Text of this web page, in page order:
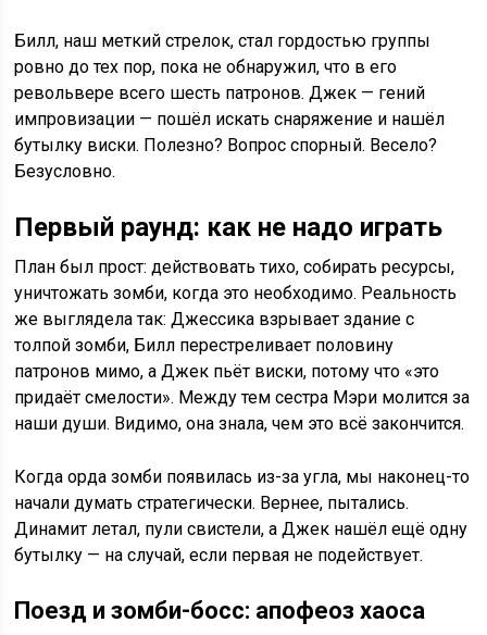
Билл, наш меткий стрелок, стал гордостью группы
ровно до тех пор, пока не обнаружил, что в его
револьвере всего шесть патронов. Джек — гений
импровизации — пошёл искать снаряжение и нашёл
бутылку виски. Полезно? Вопрос спорный. Весело?
Безусловно.
Первый раунд: как не надо играть
План был прост: действовать тихо, собирать ресурсы,
уничтожать зомби, когда это необходимо. Реальность
же выглядела так: Джессика взрывает здание с
толпой зомби, Билл перестреливает половину
патронов мимо, а Джек пьёт виски, потому что «это
придаёт смелости». Между тем сестра Мэри молится за
наши души. Видимо, она знала, чем это всё закончится.
Когда орда зомби появилась из-за угла, мы наконец-то
начали думать стратегически. Вернее, пытались.
Динамит летал, пули свистели, а Джек нашёл ещё одну
бутылку — на случай, если первая не подействует.
Поезд и зомби-босс: апофеоз хаоса